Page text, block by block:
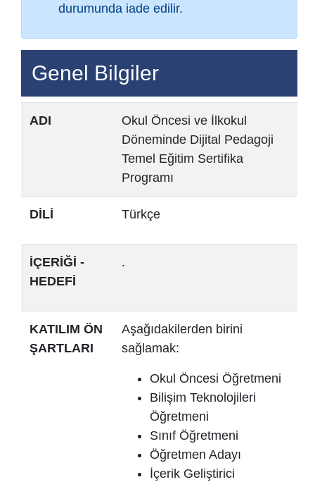
durumunda iade edilir.
Genel Bilgiler
ADI
Okul Öncesi ve İlkokul
Döneminde Dijital Pedagoji
Temel Eğitim Sertifika
Programı
DİLİ Türkçe
İÇERİĞİ -
HEDEFİ
.
KATILIM ÖN
ŞARTLARI
Aşağıdakilerden birini
sağlamak:
Okul Öncesi Öğretmeni
Bilişim Teknolojileri
Öğretmeni
Sınıf Öğretmeni
Öğretmen Adayı
İçerik Geliştirici